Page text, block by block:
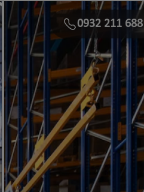
0932 211 688